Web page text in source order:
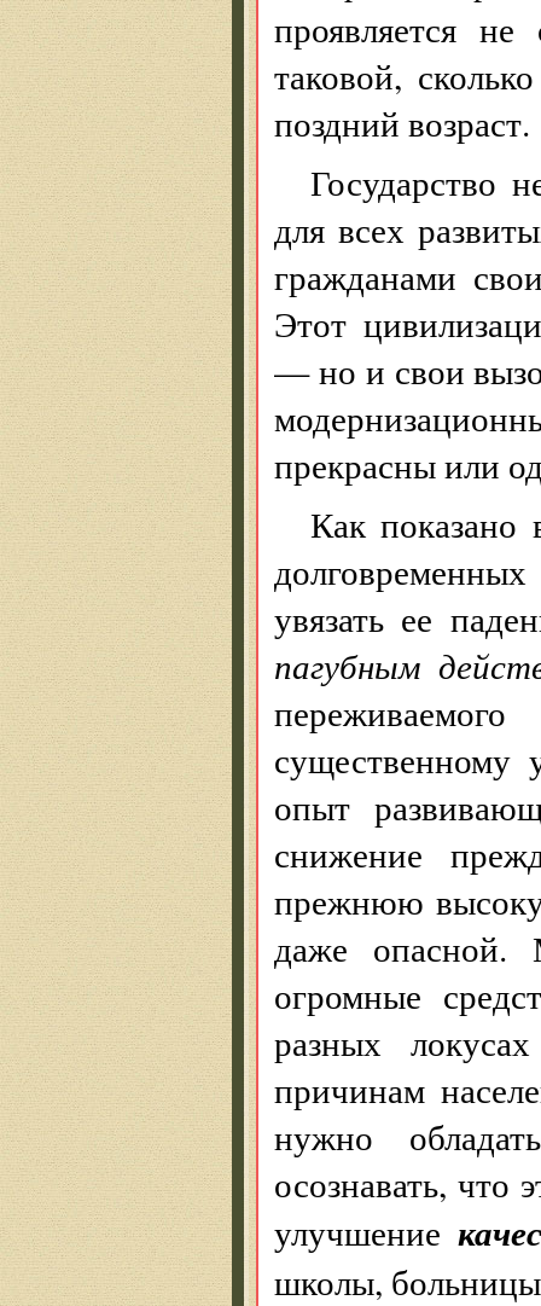
проявляется
таковой,
поздний возраст.
Государство
для всех
гражданами
Этот
— но и свои
прекрасны или
Как показано
увязать ее
пагубным
существенному
опыт
снижение
прежнюю
даже опасной.
огромные
разных
причинам
нужно
осознавать, что
улучшение
школы,